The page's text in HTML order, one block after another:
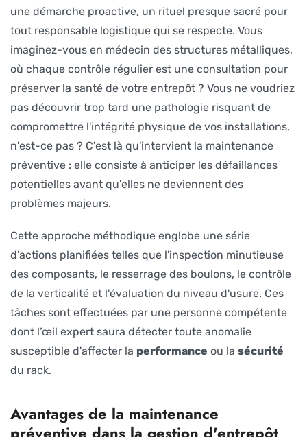
une démarche proactive, un rituel presque sacré pour
tout responsable logistique qui se respecte. Vous
imaginez-vous en médecin des structures métalliques,
où chaque contrôle régulier est une consultation pour
préserver la santé de votre entrepôt ? Vous ne voudriez
pas découvrir trop tard une pathologie risquant de
compromettre l'intégrité physique de vos installations,
n'est-ce pas ? C'est là qu'intervient la maintenance
préventive : elle consiste à anticiper les défaillances
potentielles avant qu'elles ne deviennent des
problèmes majeurs.
Cette approche méthodique englobe une série
d'actions planifiées telles que l'inspection minutieuse
des composants, le resserrage des boulons, le contrôle
de la verticalité et l'évaluation du niveau d'usure. Ces
tâches sont effectuées par une personne compétente
dont l’œil expert saura détecter toute anomalie
susceptible d'affecter la performance ou la sécurité
du rack.
Avantages de la maintenance